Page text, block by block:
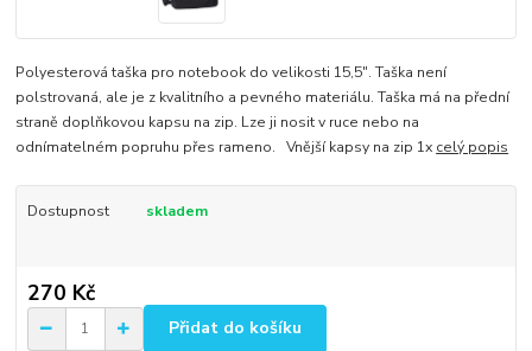
Polyesterová taška pro notebook do velikosti 15,5". Taška není
polstrovaná, ale je z kvalitního a pevného materiálu. Taška má na přední
straně doplňkovou kapsu na zip. Lze ji nosit v ruce nebo na
odnímatelném popruhu přes rameno. Vnější kapsy na zip 1x celý popis
Dostupnost skladem
270 Kč
Přidat do košíku